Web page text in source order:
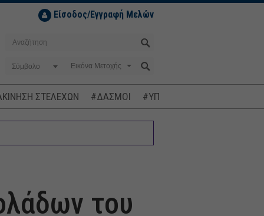
Είσοδος/Εγγραφή Μελών
Σύμβολο
ΣΤΕΛΕΧΩΝ #ΔΑΣΜΟΙ #ΥΠΟΚΛΟΠΕΣ
του